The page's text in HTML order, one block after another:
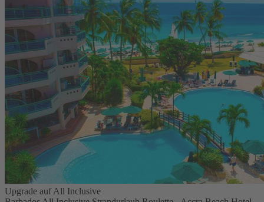
Upgrade auf All Inclusive